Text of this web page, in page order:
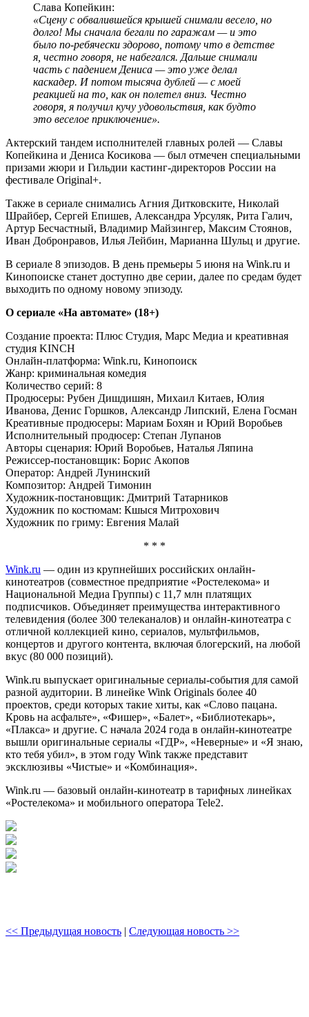
Слава Копейкин:
«Сцену с обвалившейся крышей снимали весело, но
долго! Мы сначала бегали по гаражам — и это
было по-ребячески здорово, потому что в детстве
я, честно говоря, не набегался. Дальше снимали
часть с падением Дениса — это уже делал
каскадер. И потом тысяча дублей — с моей
реакцией на то, как он полетел вниз. Честно
говоря, я получил кучу удовольствия, как будто
это веселое приключение».
Актерский тандем исполнителей главных ролей — Славы
Копейкина и Дениса Косикова — был отмечен специальными
призами жюри и Гильдии кастинг-директоров России на
фестивале Original+.
Также в сериале снимались Агния Дитковските, Николай
Шрайбер, Сергей Епишев, Александра Урсуляк, Рита Галич,
Артур Бесчастный, Владимир Майзингер, Максим Стоянов,
Иван Добронравов, Илья Лейбин, Марианна Шульц и другие.
В сериале 8 эпизодов. В день премьеры 5 июня на Wink.ru и
Кинопоиске станет доступно две серии, далее по средам будет
выходить по одному новому эпизоду.
О сериале «На автомате» (18+)
Создание проекта: Плюс Студия, Марс Медиа и креативная
студия KINCH
Онлайн-платформа: Wink.ru, Кинопоиск
Жанр: криминальная комедия
Количество серий: 8
Продюсеры: Рубен Дишдишян, Михаил Китаев, Юлия
Иванова, Денис Горшков, Александр Липский, Елена Госман
Креативные продюсеры: Мариам Бохян и Юрий Воробьев
Исполнительный продюсер: Степан Лупанов
Авторы сценария: Юрий Воробьев, Наталья Ляпина
Режиссер-постановщик: Борис Акопов
Оператор: Андрей Лунинский
Композитор: Андрей Тимонин
Художник-постановщик: Дмитрий Татарников
Художник по костюмам: Кшыся Митрохович
Художник по гриму: Евгения Малай
* * *
Wink.ru — один из крупнейших российских онлайн-
кинотеатров (совместное предприятие «Ростелекома» и
Национальной Медиа Группы) с 11,7 млн платящих
подписчиков. Объединяет преимущества интерактивного
телевидения (более 300 телеканалов) и онлайн-кинотеатра с
отличной коллекцией кино, сериалов, мультфильмов,
концертов и другого контента, включая блогерский, на любой
вкус (80 000 позиций).
Wink.ru выпускает оригинальные сериалы-события для самой
разной аудитории. В линейке Wink Originals более 40
проектов, среди которых такие хиты, как «Слово пацана.
Кровь на асфальте», «Фишер», «Балет», «Библиотекарь»,
«Плакса» и другие. С начала 2024 года в онлайн-кинотеатре
вышли оригинальные сериалы «ГДР», «Неверные» и «Я знаю,
кто тебя убил», в этом году Wink также представит
эксклюзивы «Чистые» и «Комбинация».
Wink.ru — базовый онлайн-кинотеатр в тарифных линейках
«Ростелекома» и мобильного оператора Tele2.
<< Предыдущая новость | Следующая новость >>